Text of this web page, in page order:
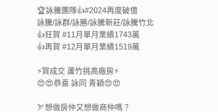
🏆詠騰團隊👍#2024再度破億
詠騰/詠群/詠勝/詠騰新莊/詠騰竹北
👍狂賀 #11月單月業績1743萬
👍再賀 #12月單月業績1519萬
⚡️賀成交 蘆竹挑高廠房⚡️
😍😍恭喜 詠同 青穎😍😍
🏹想做房仲又想做商仲嗎？